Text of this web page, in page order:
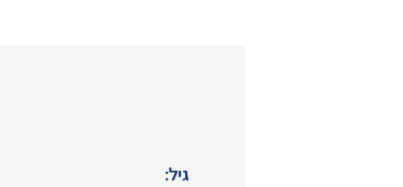
גיל: